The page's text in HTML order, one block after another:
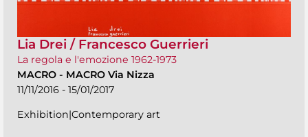
Lia Drei / Francesco Guerrieri
La regola e l'emozione 1962-1973
MACRO - MACRO Via Nizza
11/11/2016 - 15/01/2017
Exhibition|Contemporary art